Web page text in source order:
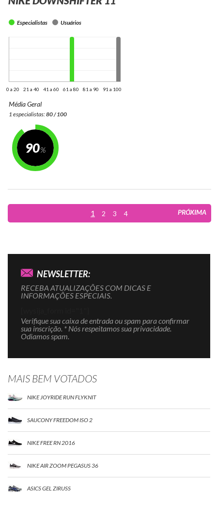
Especialistas Usuários
0 a 20 21 a 40 41 a 60 61 a 80 81 a 90 91 a 100
Média Geral
1 especialistas:80 / 100
90
1 2 3 4 PRÓXIMA
NEWSLETTER:
RECEBA ATUALIZAÇÕES COM DICAS E
INFORMAÇÕES ESPECIAIS.
Verifique sua caixa de entrada ou spam para confirmar
sua inscrição. * Nós respeitamos sua privacidade.
Odiamos spam.
MAIS BEM VOTADOS
NIKE JOYRIDE RUN FLYKNIT
SAUCONY FREEDOM ISO 2
NIKE FREE RN 2016
NIKE AIR ZOOM PEGASUS 36
ASICS GEL ZIRUSS